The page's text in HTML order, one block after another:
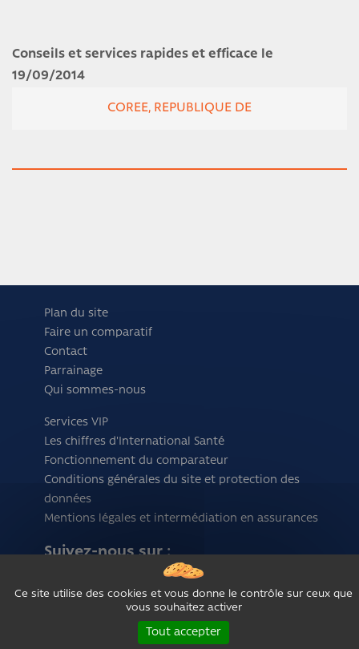
Conseils et services rapides et efficace le
19/09/2014
COREE, REPUBLIQUE DE
Plan du site
Faire un comparatif
Contact
Parrainage
Qui sommes-nous
Services VIP
Les chiffres d'International Santé
Fonctionnement du comparateur
Conditions générales du site et protection des
données
Mentions légales et intermédiation en assurances
Suivez-nous sur :
Ce site utilise des cookies et vous donne le contrôle sur ceux que
vous souhaitez activer
Tout accepter